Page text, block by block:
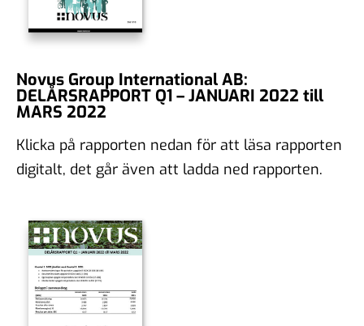
Novus Group International AB:
DELÅRSRAPPORT Q1 – JANUARI 2022 till
MARS 2022
Klicka på rapporten nedan för att läsa rapporten
digitalt, det går även att ladda ned rapporten.